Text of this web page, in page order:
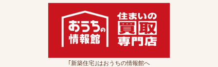
｢新築住宅｣はおうちの情報館へ